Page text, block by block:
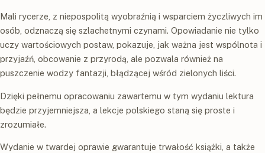
Mali rycerze, z niepospolitą wyobraźnią i wsparciem życzliwych im
osób, odznaczą się szlachetnymi czynami. Opowiadanie nie tylko
uczy wartościowych postaw, pokazuje, jak ważna jest wspólnota i
przyjaźń, obcowanie z przyrodą, ale pozwala również na
puszczenie wodzy fantazji, błądzącej wśród zielonych liści.
Dzięki pełnemu opracowaniu zawartemu w tym wydaniu lektura
będzie przyjemniejsza, a lekcje polskiego staną się proste i
zrozumiałe.
Wydanie w twardej oprawie gwarantuje trwałość książki, a także